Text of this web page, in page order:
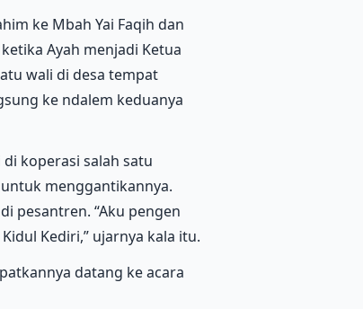
ke Mbah Yai Faqih dan
Ayah menjadi Ketua
wali di desa tempat
ke ndalem keduanya
koperasi salah satu
menggantikannya.
pesantren. “Aku pengen
Kediri,” ujarnya kala itu.
datang ke acara